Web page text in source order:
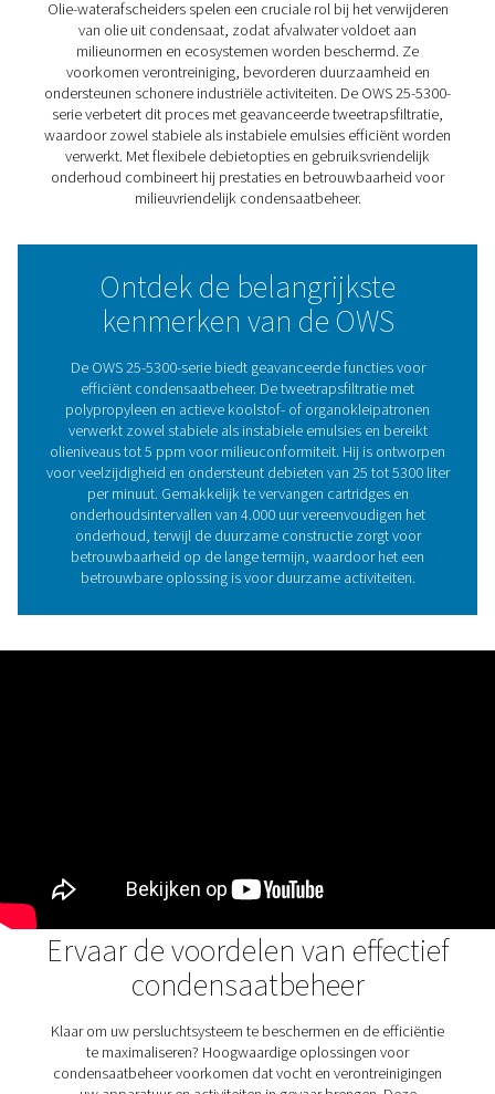
De OWS 25-5300-serie zet een nieuwe standaard in
condensaatbeheer en biedt betrouwbare olie-
voor zowel stabiele als instabiele emulsies. Door
maken van geavanceerde tweetrapsfiltratie met
en actieve koolstof- of organokleipatronen, bereikt het
afvalwater dat voldoet aan de strengste
olieniveaus tot 5 ppm.
Met modellen die debieten van 25 tot 5300 liter per
behoeften aan en zorgt het voor een effectieve
ongeacht het olietype. Het gebruiksvriendelijke
onderhoudsintervallen tot 4.000 uur, waardoor
onderhoudskosten worden verminderd.
De OWS 25-5300-serie biedt een duurzame, efficiënte
probleemloze oplossing voor milieuvriendelijk
condensaatbeheer.
Het cruciale belang van
waterafscheiding in
waardoor zowel stabiele als instabiele emulsies
onderhoud combineert hij prestaties en
milieuvriendelijk condensaatbeheer.
Ontdek de belangrijkste